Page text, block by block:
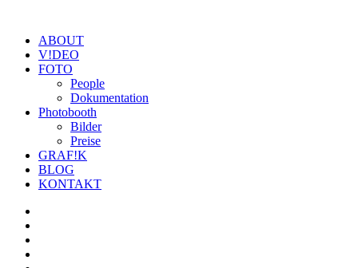
ABOUT
V!DEO
FOTO
People
Dokumentation
Photobooth
Bilder
Preise
GRAF!K
BLOG
KONTAKT